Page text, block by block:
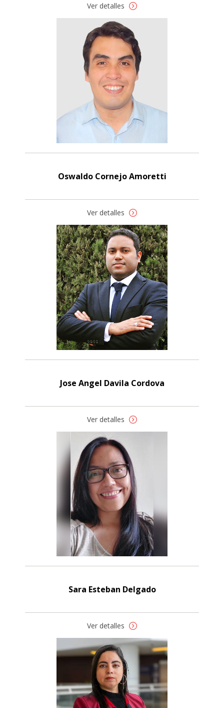
Ver detalles
Oswaldo Cornejo Amoretti
Ver detalles
Jose Angel Davila Cordova
Ver detalles
Sara Esteban Delgado
Ver detalles